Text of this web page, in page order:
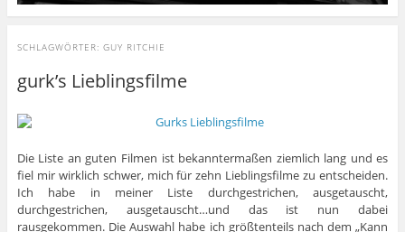
SCHLAGWÖRTER: GUY RITCHIE
gurk’s Lieblingsfilme
Die Liste an guten Filmen ist bekanntermaßen ziemlich lang und es
fiel mir wirklich schwer, mich für zehn Lieblingsfilme zu entscheiden.
Ich habe in meiner Liste durchgestrichen, ausgetauscht,
durchgestrichen, ausgetauscht…und das ist nun dabei
rausgekommen. Die Auswahl habe ich größtenteils nach dem „Kann